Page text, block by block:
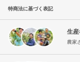
特商法に基づく表記
生
農家